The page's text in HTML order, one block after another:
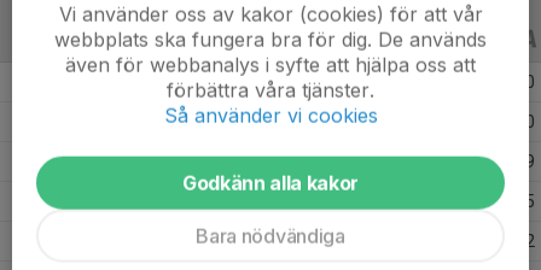
ALLA SERIER ALLA ÅR
0
0
Säsongen 21/22 26 7 9
Säsongen 20/21 3 5
2
Vi använder oss av kakor (cookies) för att vår
webbplats ska fungera bra för dig. De används
även för webbanalys i syfte att hjälpa oss att
förbättra våra tjänster.
Så använder vi cookies
Godkänn alla kakor
Bara nödvändiga